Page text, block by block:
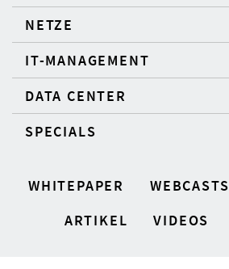
NETZE
IT-MANAGEMENT
DATA CENTER
SPECIALS
WHITEPAPER WEBCASTS
ARTIKEL
VIDEOS